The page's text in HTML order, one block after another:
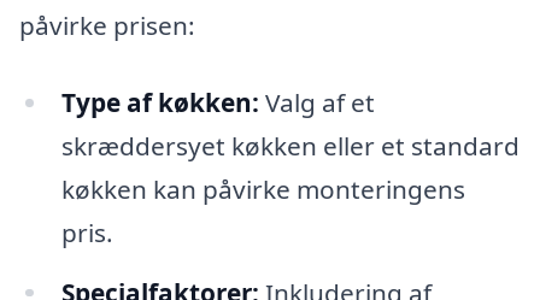
påvirke prisen:
Type af køkken: Valg af et
skræddersyet køkken eller et standard
køkken kan påvirke monteringens
pris.
Specialfaktorer: Inkludering af